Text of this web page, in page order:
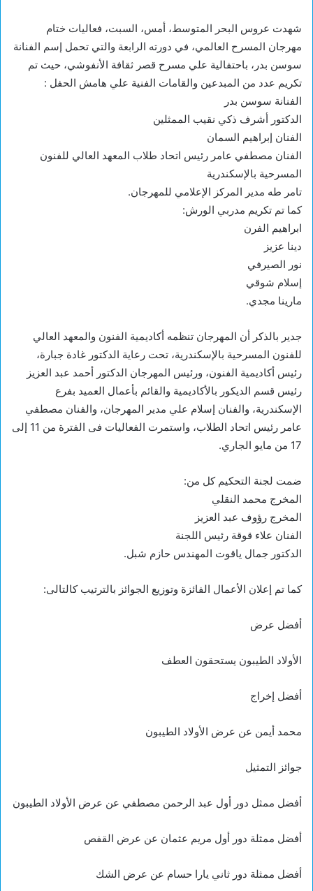
شهدت عروس البحر المتوسط، أمس، السبت، فعاليات ختام
مهرجان المسرح العالمي، في دورته الرابعة والتي تحمل إسم الفنانة
سوسن بدر، باحتفالية علي مسرح قصر ثقافة الأنفوشي، حيث تم
تكريم عدد من المبدعين والقامات الفنية علي هامش الحفل :
الفنانة سوسن بدر
الدكتور أشرف ذكي نقيب الممثلين
الفنان إبراهيم السمان
الفنان مصطفي عامر رئيس اتحاد طلاب المعهد العالي للفنون
المسرحية بالإسكندرية
تامر طه مدير المركز الإعلامي للمهرجان.
كما تم تكريم مدربي الورش:
ابراهيم الفرن
دينا عزيز
نور الصيرفي
إسلام شوقي
مارينا مجدي.
جدير بالذكر أن المهرجان تنظمه أكاديمية الفنون والمعهد العالي
للفنون المسرحية بالإسكندرية، تحت رعاية الدكتور غادة جبارة،
رئيس أكاديمية الفنون، ورئيس المهرجان الدكتور أحمد عبد العزيز
رئيس قسم الديكور بالأكاديمية والقائم بأعمال العميد بفرع
الإسكندرية، والفنان إسلام علي مدير المهرجان، والفنان مصطفي
عامر رئيس اتحاد الطلاب، واستمرت الفعاليات فى الفترة من 11 إلى
17 من مايو الجاري.
ضمت لجنة التحكيم كل من:
المخرج محمد النقلي
المخرج رؤوف عبد العزيز
الفنان علاء قوقة رئيس اللجنة
الدكتور جمال ياقوت المهندس حازم شبل.
كما تم إعلان الأعمال الفائزة وتوزيع الجوائز بالترتيب كالتالى:
أفضل عرض
الأولاد الطيبون يستحقون العطف
أفضل إخراج
محمد أيمن عن عرض الأولاد الطيبون
جوائز التمثيل
أفضل ممثل دور أول عبد الرحمن مصطفي عن عرض الأولاد الطيبون
أفضل ممثلة دور أول مريم عثمان عن عرض القفص
أفضل ممثلة دور ثاني يارا حسام عن عرض الشك